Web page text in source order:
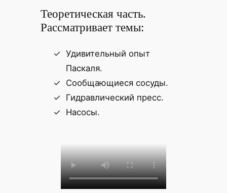
Теоретическая часть.
Рассматривает темы:
Удивительный опыт
Паскаля.
Сообщающиеся сосуды.
Гидравлический пресс.
Насосы.